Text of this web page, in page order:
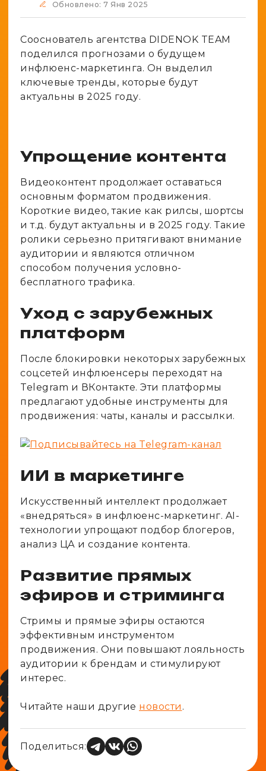
Адалт
Spy-сервисы
Аккаунты
Проверка анонимности
Генератор личности
Обновлено: 7 Янв 2025
Сооснователь агентства DIDENOK TEAM
поделился прогнозами о будущем
инфлюенс-маркетинга. Он выделил
ключевые тренды, которые будут
актуальны в 2025 году.
Упрощение контента
Видеоконтент продолжает оставаться
основным форматом продвижения.
Короткие видео, такие как рилсы, шортсы
и т.д. будут актуальны и в 2025 году. Такие
ролики серьезно притягивают внимание
аудитории и являются отличном
способом получения условно-
бесплатного трафика.
Уход с зарубежных
платформ
После блокировки некоторых зарубежных
соцсетей инфлюенсеры переходят на
Telegram и ВКонтакте. Эти платформы
предлагают удобные инструменты для
продвижения: чаты, каналы и рассылки.
ИИ в маркетинге
Искусственный интеллект продолжает
«внедряться» в инфлюенс-маркетинг. AI-
технологии упрощают подбор блогеров,
анализ ЦА и создание контента.
Развитие прямых
эфиров и стриминга
Стримы и прямые эфиры остаются
эффективным инструментом
продвижения. Они повышают лояльность
аудитории к брендам и стимулируют
интерес.
Читайте наши другие новости .
Поделиться: